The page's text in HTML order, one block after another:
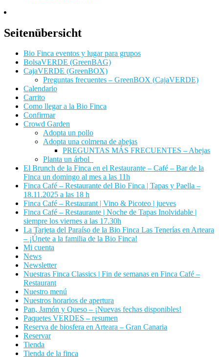
Seitenübersicht
Bio Finca eventos y lugar para grupos
BolsaVERDE (GreenBAG)
CajaVERDE (GreenBOX)
Preguntas frecuentes – GreenBOX (CajaVERDE)
Calendario
Carrito
Como llegar a la Bio Finca
Confirmar
Crowd Garden
Adopta un pollo
Adopta una colmena de abejas
PREGUNTAS MÁS FRECUENTES – Abejas
Planta un árbol
El Brunch de la Finca en el Restaurante – Café – Bar de la
Finca un domingo al mes a las 11h
Finca Café – Restaurante del Bio Finca | Tapas y Paella –
18.11.2025 a las 18 h
Finca Café – Restaurant | Vino & Picoteo | jueves
Finca Café – Restaurante | Noche de Tapas Inolvidable |
siempre los viernes a las 17.30h
La Tarjeta del Paraíso de la Bio Finca Las Tenerías en Arteara
– ¡Únete a la familia de la Bio Finca!
Mi cuenta
News
Newsletter
Nuestras Finca Classics | Fin de semanas en Finca Café –
Restaurant
Nuestro menú
Nuestros horarios de apertura
Pan, Jamón y Queso – ¡Nuevas fechas disponibles!
Paquetes VERDES – resumen
Reserva de biosfera en Arteara – Gran Canaria
Reservar
Tienda
Tienda de la finca